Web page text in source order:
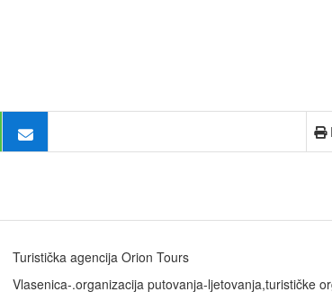
Turistička agencija Orion Tours
Vlasenica-.organizacija putovanja-ljetovanja,turističke